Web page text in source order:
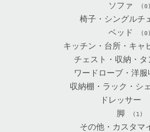
ソファ (0)
椅子・シングルチ
ベッド (0)
キッチン・台所・キャ
チェスト・収納・タ
ワードローブ・洋服
収納棚・ラック・シ
ドレッサー
脚 (1)
その他・カスタマ